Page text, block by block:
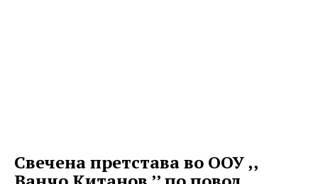
Свечена претстава во ООУ ,,